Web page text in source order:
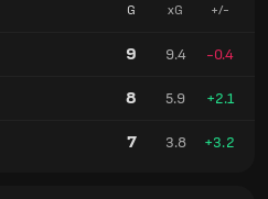
G xG +/-
9 9.4 -0.4
8 5.9 +2.1
7 3.8 +3.2